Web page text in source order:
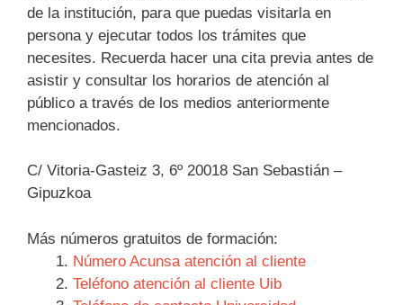
de la institución, para que puedas visitarla en
persona y ejecutar todos los trámites que
necesites. Recuerda hacer una cita previa antes de
asistir y consultar los horarios de atención al
público a través de los medios anteriormente
mencionados.
C/ Vitoria-Gasteiz 3, 6º 20018 San Sebastián –
Gipuzkoa
Más números gratuitos de formación:
Número Acunsa atención al cliente
Teléfono atención al cliente Uib